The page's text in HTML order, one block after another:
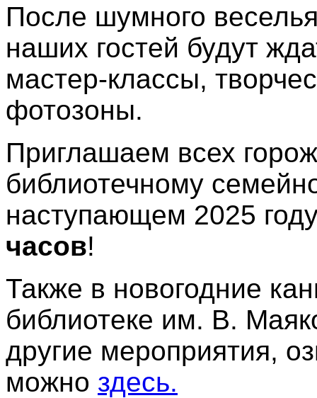
После шумного
наших гостей будут
мастер-классы,
фотозоны.
Приглашаем всех
библиотечному
наступающем 2025
часов!
Также в новогодние
библиотеке им. В.
другие мероприятия,
можно здесь.